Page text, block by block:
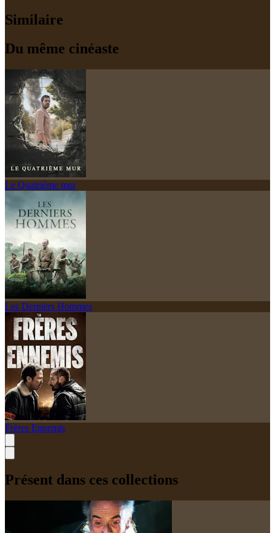
Similaire
Du même cinéaste
Le Quatrième mur
Les Derniers Hommes
Frères Ennemis
Présent dans ces collections